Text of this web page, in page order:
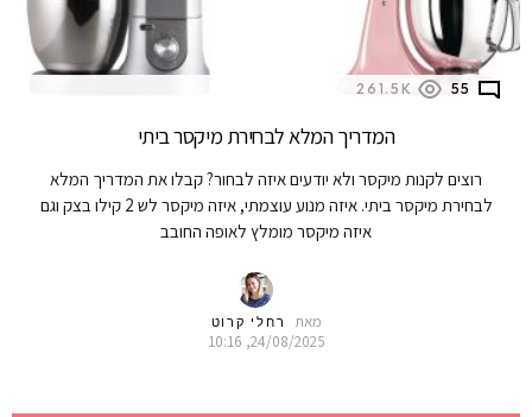
55
261.5K
המדריך המלא לבחירת מיקסר ביתי
רוצים לקנות מיקסר ולא יודעים איזה לבחור? קבלו את המדריך המלא
לבחירת מיקסר ביתי. איזה מנוע עוצמתי, איזה מיקסר לש 2 קילו בצק וגם
איזה מיקסר מומלץ לאופה החובב
מאת רחלי קרוט
24/08/2025, 10:16